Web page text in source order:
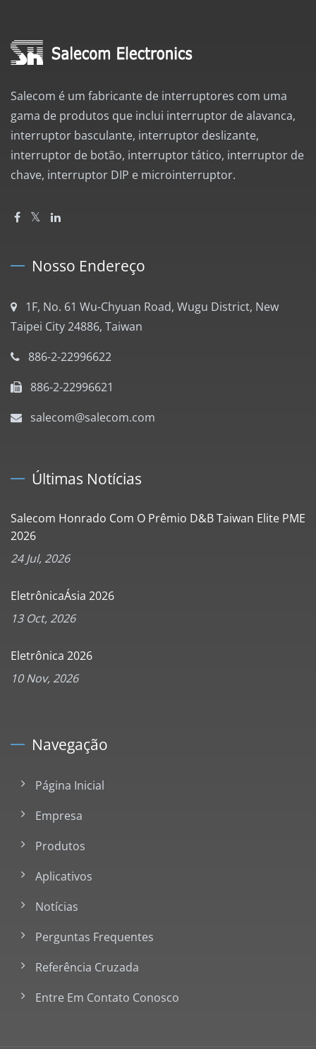
Salecom é um fabricante de interruptores com uma
gama de produtos que inclui interruptor de alavanca,
interruptor basculante, interruptor deslizante,
interruptor de botão, interruptor tático, interruptor de
chave, interruptor DIP e microinterruptor.
Nosso Endereço
1F, No. 61 Wu-Chyuan Road, Wugu District, New
Taipei City 24886, Taiwan
886-2-22996622
886-2-22996621
salecom@salecom.com
Últimas Notícias
Salecom Honrado Com O Prêmio D&B Taiwan Elite PME
2026
24 Jul, 2026
EletrônicaÁsia 2026
13 Oct, 2026
Eletrônica 2026
10 Nov, 2026
Navegação
Página Inicial
Empresa
Produtos
Aplicativos
Notícias
Perguntas Frequentes
Referência Cruzada
Entre Em Contato Conosco